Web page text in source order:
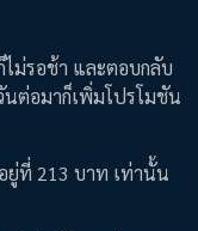
ม่รอช้า และตอบกลับ
นต่อมาก็เพิ่มโปรโมชัน
ยู่ที่ 213 บาท เท่านั้น